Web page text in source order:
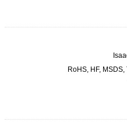
RoHS, HF, MSDS,